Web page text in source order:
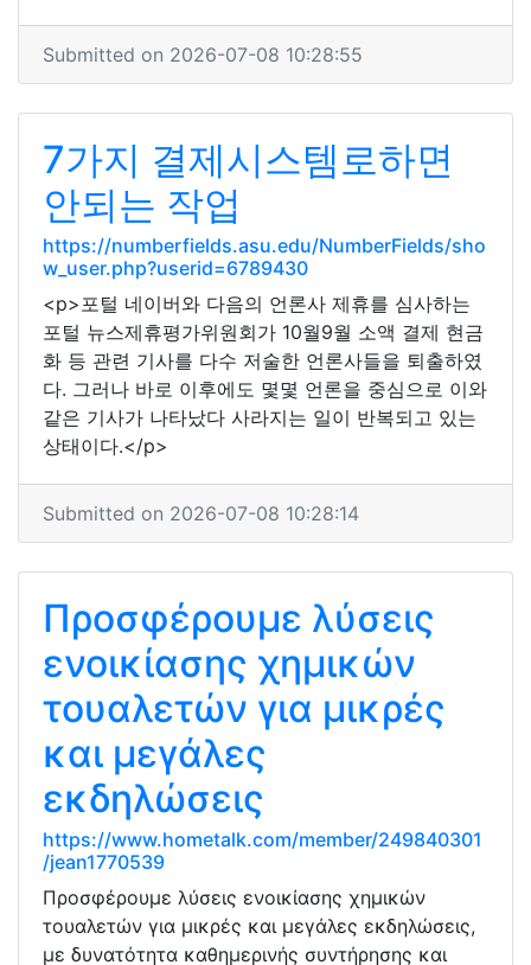
Submitted on 2026-07-08 10:28:55
7가지 결제시스템로하면
안되는 작업
https://numberfields.asu.edu/NumberFields/sho
w_user.php?userid=6789430
<p>포털 네이버와 다음의 언론사 제휴를 심사하는
포털 뉴스제휴평가위원회가 10월9월 소액 결제 현금
화 등 관련 기사를 다수 저술한 언론사들을 퇴출하였
다. 그러나 바로 이후에도 몇몇 언론을 중심으로 이와
같은 기사가 나타났다 사라지는 일이 반복되고 있는
상태이다.</p>
Submitted on 2026-07-08 10:28:14
Προσφέρουμε λύσεις
ενοικίασης χημικών
τουαλετών για μικρές
και μεγάλες
εκδηλώσεις
https://www.hometalk.com/member/249840301
/jean1770539
Προσφέρουμε λύσεις ενοικίασης χημικών
τουαλετών για μικρές και μεγάλες εκδηλώσεις,
με δυνατότητα καθημερινής συντήρησης και